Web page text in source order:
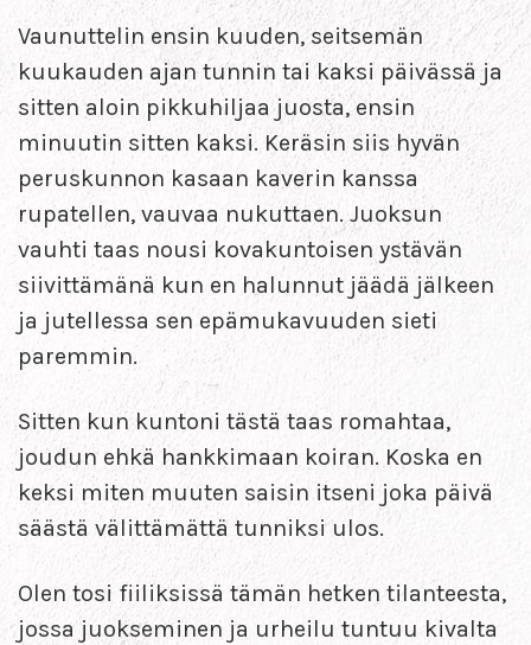
Vaunuttelin ensin kuuden, seitsemän
kuukauden ajan tunnin tai kaksi päivässä ja
sitten aloin pikkuhiljaa juosta, ensin
minuutin sitten kaksi. Keräsin siis hyvän
peruskunnon kasaan kaverin kanssa
rupatellen, vauvaa nukuttaen. Juoksun
vauhti taas nousi kovakuntoisen ystävän
siivittämänä kun en halunnut jäädä jälkeen
ja jutellessa sen epämukavuuden sieti
paremmin.
Sitten kun kuntoni tästä taas romahtaa,
joudun ehkä hankkimaan koiran. Koska en
keksi miten muuten saisin itseni joka päivä
säästä välittämättä tunniksi ulos.
Olen tosi fiiliksissä tämän hetken tilanteesta,
jossa juokseminen ja urheilu tuntuu kivalta